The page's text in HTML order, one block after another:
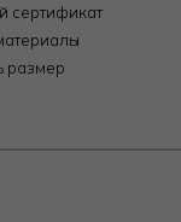
сертификат
размер